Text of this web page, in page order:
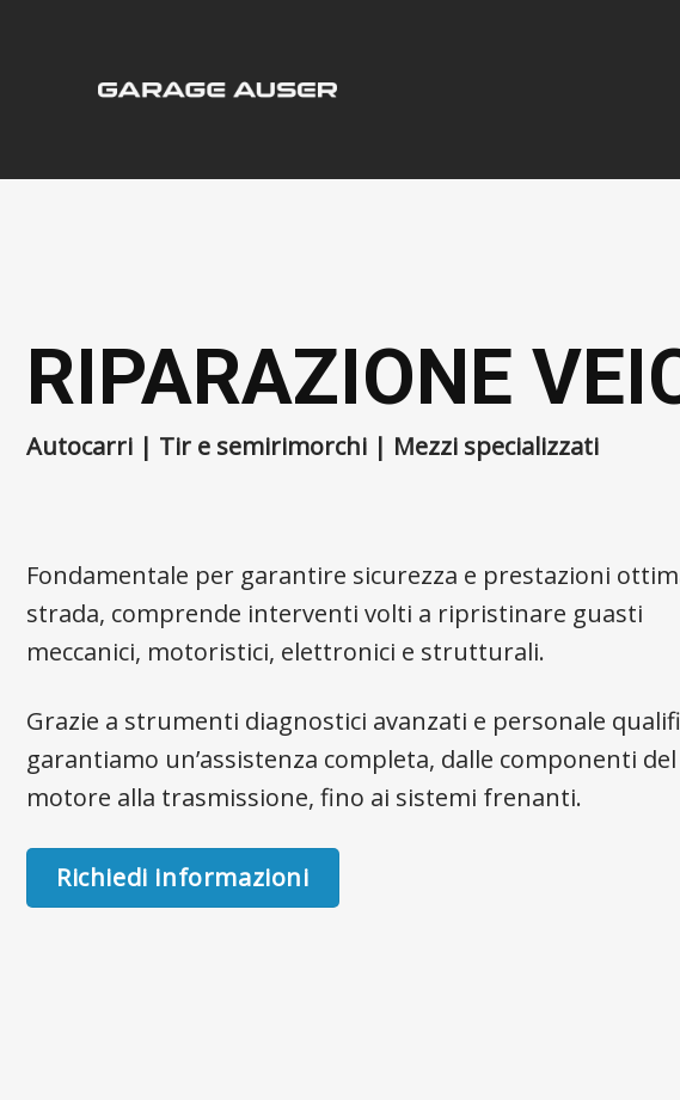
RIPARAZIONE
Autocarri | Tir e semirimorchi | Mezzi specializzati
Fondamentale per garantire sicurezza e prestazioni
strada, comprende interventi volti a ripristinare guasti
meccanici, motoristici, elettronici e strutturali.
Grazie a strumenti diagnostici avanzati e personale
garantiamo un’assistenza completa, dalle componenti del
motore alla trasmissione, fino ai sistemi frenanti.
Richiedi informazioni